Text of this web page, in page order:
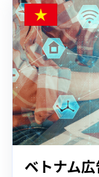
ベトナム